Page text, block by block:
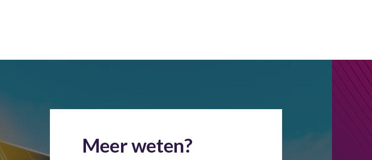
Meer weten?